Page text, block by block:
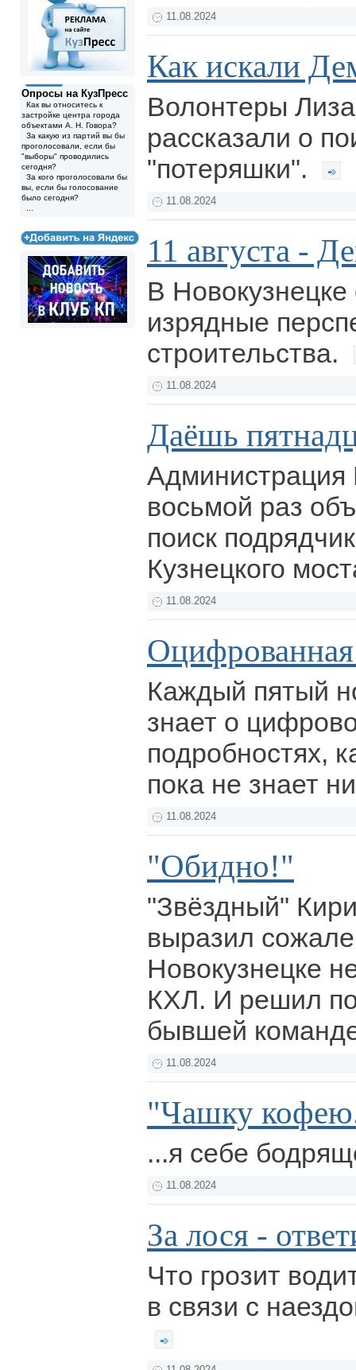
Опросы на КузПресс
Как вы относитесь к
застройке центра города
объектами А. Н. Говора?
За какую из партий вы бы
проголосовали, если бы
"выборы" проводились
сегодня?
За кого проголосовали бы
вы, если бы голосование
было сегодня?
11.08.2024
Как искали
Волонтеры
рассказали о
"потеряшки".
11.08.2024
11 августа -
В
изрядные
строительства.
11.08.2024
Даёшь
Администрация
восьмой раз
поиск
Кузнецкого
11.08.2024
Каждый пятый
знает о
подробностях,
пока не знает
11.08.2024
"Обидно!"
"Звёздный"
выразил
Новокузнецке
КХЛ. И решил
бывшей
11.08.2024
"Чашку
...я себе
11.08.2024
За лося -
Что грозит
в связи с